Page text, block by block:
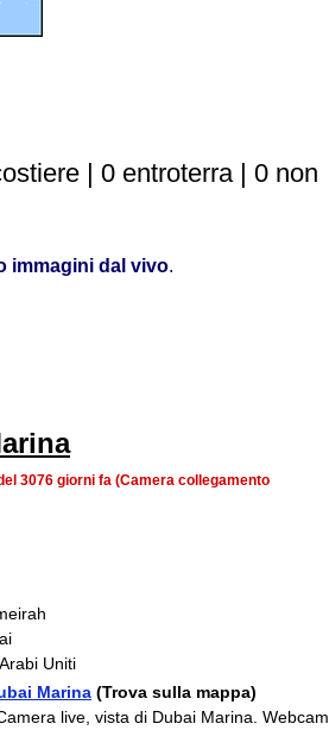
| 0 entroterra | 0 non
immagini dal vivo.
3076 giorni fa (Camera collegamento
Uniti
Marina (Trova sulla mappa)
live, vista di Dubai Marina. Webcam